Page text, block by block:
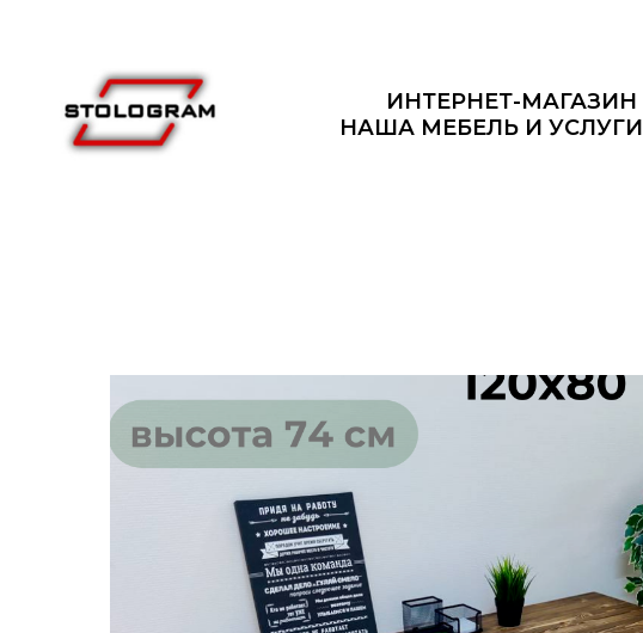
ИНТЕРНЕТ-МАГАЗИН
НАША МЕБЕЛЬ И УСЛУГИ